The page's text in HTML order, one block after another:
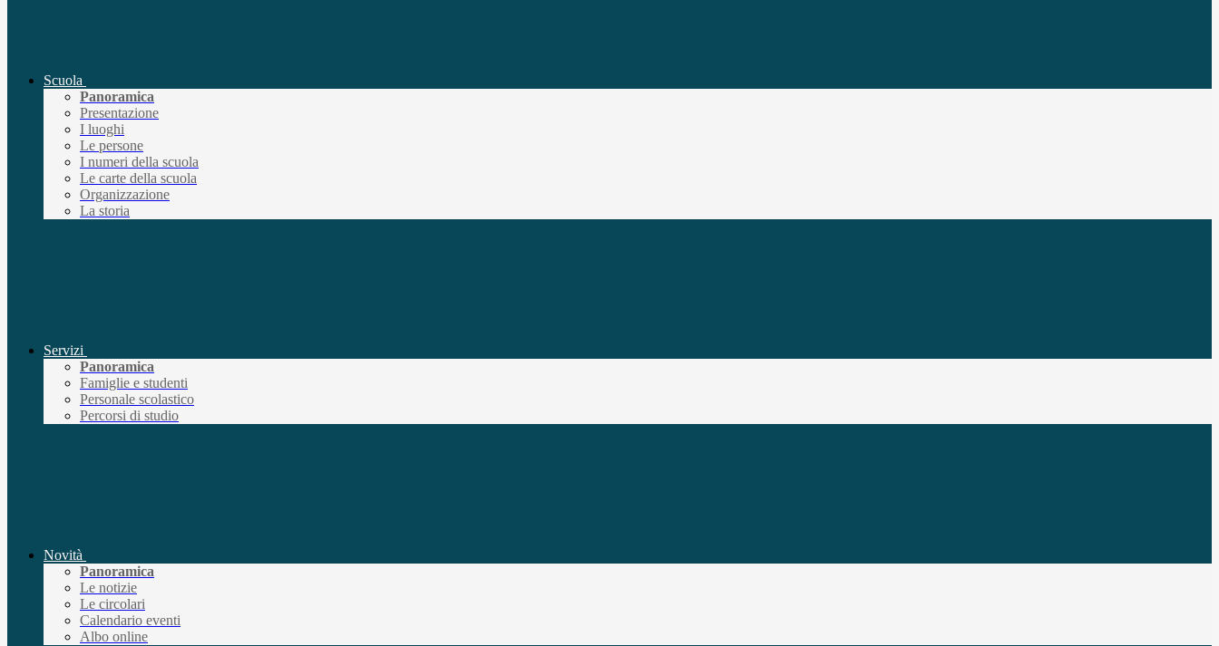
Scuola
Panoramica
Presentazione
I luoghi
Le persone
I numeri della scuola
Le carte della scuola
Organizzazione
La storia
Servizi
Panoramica
Famiglie e studenti
Personale scolastico
Percorsi di studio
Novità
Panoramica
Le notizie
Le circolari
Calendario eventi
Albo online